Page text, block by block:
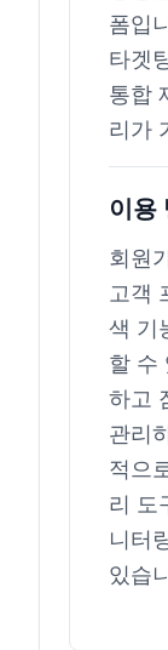
폼입
타겟
통합
리가
이용
회원
고객
색 기
할 수
하고
관리
적으
리 도
니터
있습